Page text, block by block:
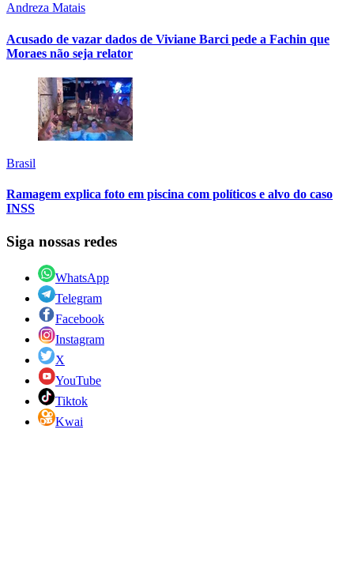
Andreza Matais
Acusado de vazar dados de Viviane Barci pede a Fachin que
Moraes não seja relator
Brasil
Ramagem explica foto em piscina com políticos e alvo do caso
INSS
Siga nossas redes
WhatsApp
Telegram
Facebook
Instagram
X
YouTube
Tiktok
Kwai